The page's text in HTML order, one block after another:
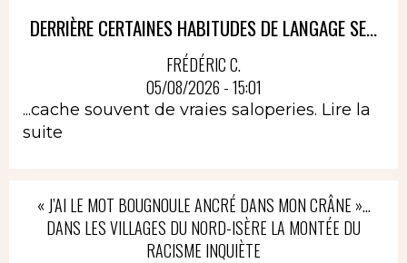
DERRIÈRE CERTAINES HABITUDES DE LANGAGE SE...
FRÉDÉRIC C.
05/08/2026 - 15:01
...cache souvent de vraies saloperies. Lire la
suite
« J’AI LE MOT BOUGNOULE ANCRÉ DANS MON CRÂNE »…
DANS LES VILLAGES DU NORD-ISÈRE LA MONTÉE DU
RACISME INQUIÈTE